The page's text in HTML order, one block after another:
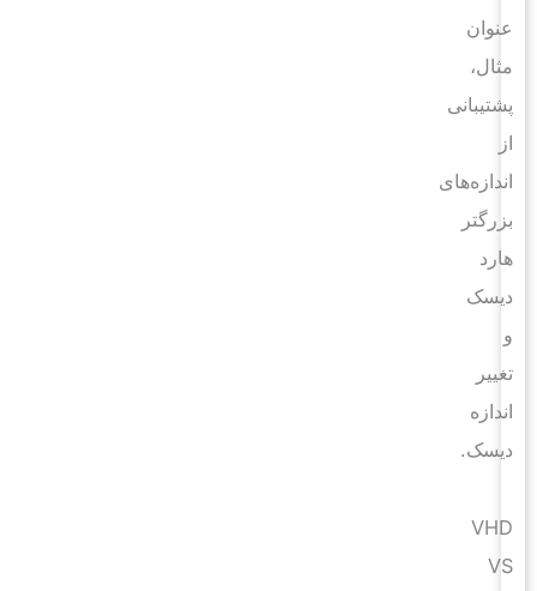
عنوان
مثال،
پشتیبانی
اندازه‌های
بزرگتر
هارد
دیسک
تغییر
اندازه
دیسک.
VHD
VS